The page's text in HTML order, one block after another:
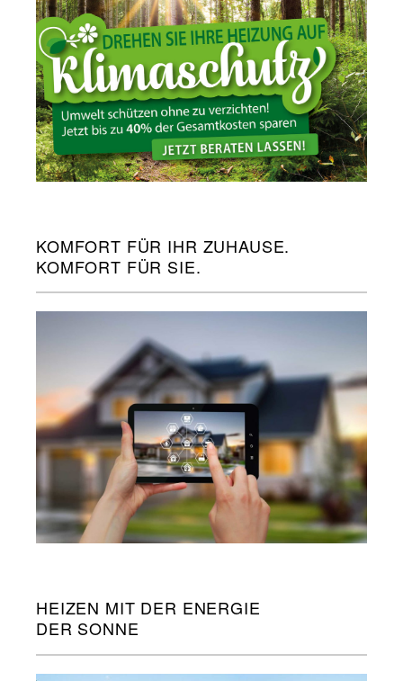
KOMFORT FÜR IHR ZUHAUSE.
KOMFORT FÜR SIE.
HEIZEN MIT DER ENERGIE
DER SONNE